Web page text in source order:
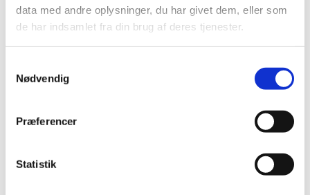
data med andre oplysninger, du har givet dem, eller som
de har indsamlet fra din brug af deres tjenester.
Nødvendig
Præferencer
Statistik
Alle (2506)
2026 (84)
2021 (516)